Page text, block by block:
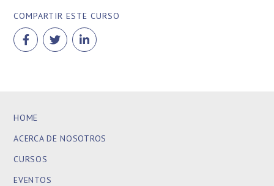
COMPARTIR ESTE CURSO
HOME
ACERCA DE NOSOTROS
CURSOS
EVENTOS